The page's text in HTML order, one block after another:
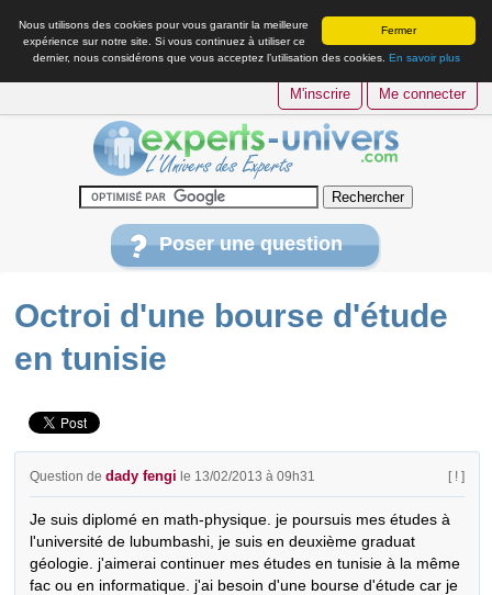
Fermer
Nous utilisons des cookies pour vous garantir la meilleure
expérience sur notre site. Si vous continuez à utiliser ce
dernier, nous considérons que vous acceptez l’utilisation des cookies. En savoir plus
M'inscrire Me connecter
Poser une question
Octroi d'une bourse d'étude
en tunisie
Question dedady fengi le 13/02/2013 à 09h31 [ ! ]
Je suis diplomé en math-physique. je poursuis mes études à
l'université de lubumbashi, je suis en deuxième graduat
géologie. j'aimerai continuer mes études en tunisie à la même
fac ou en informatique. j'ai besoin d'une bourse d'étude car je